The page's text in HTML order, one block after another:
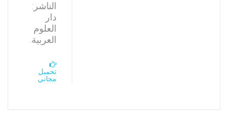
الناشر:
دار
العلوم
العربية.
تحميل
مجاني